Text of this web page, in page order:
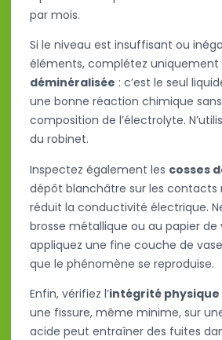
par mois.
Si le niveau est insuffisant ou
éléments, complétez uniquement
déminéralisée : c’est le seul
une bonne réaction chimique
composition de l’électrolyte.
du robinet.
Inspectez également les cosses
dépôt blanchâtre sur les contacts
réduit la conductivité électrique.
brosse métallique ou au papier de
appliquez une fine couche de
que le phénomène se reproduise.
Enfin, vérifiez l’intégrité physique
une fissure, même minime, sur
acide peut entraîner des fuites